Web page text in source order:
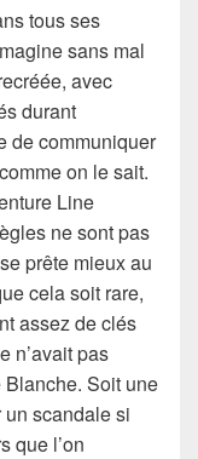
tous ses
sans mal
avec
durant
de communiquer
on le sait.
Line
ne sont pas
prête mieux au
cela soit rare,
assez de clés
n’avait pas
Soit une
scandale si
que l’on